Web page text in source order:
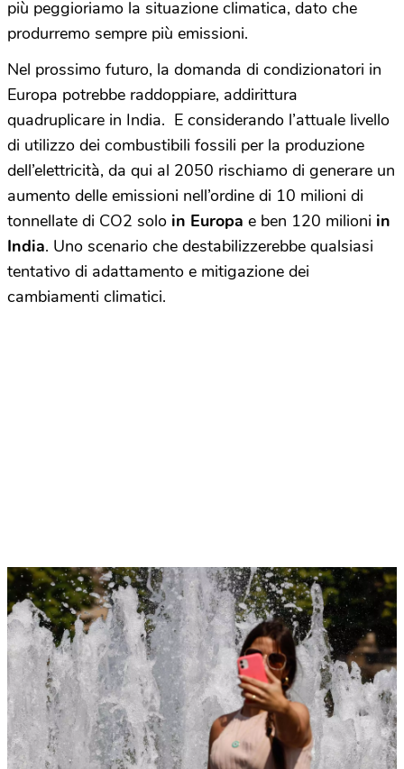
più peggioriamo la situazione climatica, dato che
produrremo sempre più emissioni.
Nel prossimo futuro, la domanda di condizionatori in
Europa potrebbe raddoppiare, addirittura
quadruplicare in India. E considerando l’attuale livello
di utilizzo dei combustibili fossili per la produzione
dell’elettricità, da qui al 2050 rischiamo di generare un
aumento delle emissioni nell’ordine di 10 milioni di
tonnellate di CO2 solo in Europa e ben 120 milioni in
India. Uno scenario che destabilizzerebbe qualsiasi
tentativo di adattamento e mitigazione dei
cambiamenti climatici.